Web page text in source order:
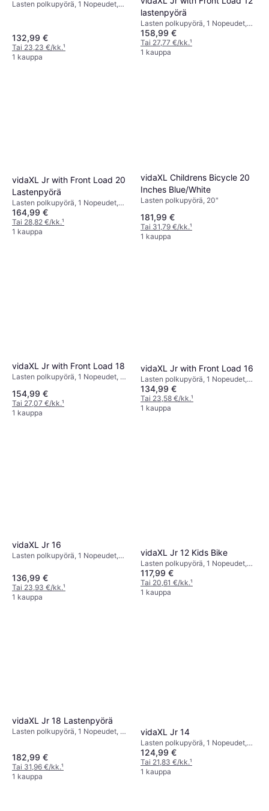
Lasten polkupyörä, 1 Nopeudet,
132,99 €
Tai 23,23 €/kk.¹
1 kauppa
lastenpyörä
Lasten polkupyörä, 1 Nopeudet,
12"
158,99 €
Tai 27,77 €/kk.¹
1 kauppa
vidaXL Jr with Front Load 20
Lastenpyörä
Lasten polkupyörä, 1 Nopeudet,
20"
164,99 €
Tai 28,82 €/kk.¹
1 kauppa
vidaXL Childrens Bicycle 20
Inches Blue/White
Lasten polkupyörä, 20"
181,99 €
Tai 31,79 €/kk.¹
1 kauppa
vidaXL Jr with Front Load 18
Lasten polkupyörä, 1 Nopeudet, 18
154,99 €
Tai 27,07 €/kk.¹
1 kauppa
vidaXL Jr with Front Load 16
Lasten polkupyörä, 1 Nopeudet,
16"
134,99 €
Tai 23,58 €/kk.¹
1 kauppa
vidaXL Jr 16
Lasten polkupyörä, 1 Nopeudet,
136,99 €
Tai 23,93 €/kk.¹
1 kauppa
vidaXL Jr 12 Kids Bike
Lasten polkupyörä, 1 Nopeudet,
12"
117,99 €
Tai 20,61 €/kk.¹
1 kauppa
vidaXL Jr 18 Lastenpyörä
Lasten polkupyörä, 1 Nopeudet, 18
182,99 €
Tai 31,96 €/kk.¹
1 kauppa
vidaXL Jr 14
Lasten polkupyörä, 1 Nopeudet,
14"
124,99 €
Tai 21,83 €/kk.¹
1 kauppa